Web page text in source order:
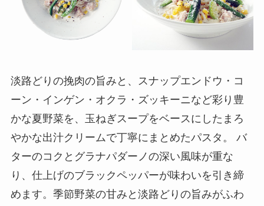
淡路どりの挽肉の旨みと、スナップエンドウ・コ
ーン・インゲン・オクラ・ズッキーニなど彩り豊
かな夏野菜を、玉ねぎスープをベースにしたまろ
やかな出汁クリームで丁寧にまとめたパスタ。 バ
ターのコクとグラナパダーノの深い風味が重な
り、仕上げのブラックペッパーが味わいを引き締
めます。季節野菜の甘みと淡路どりの旨みがふわ